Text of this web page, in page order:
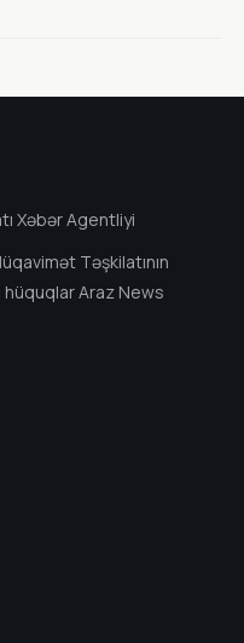
Xəbər Agentliyi
Təşkilatının
Araz News